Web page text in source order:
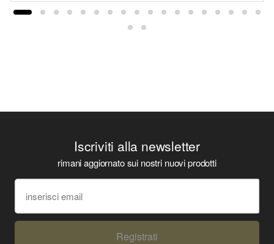
Iscriviti alla newsletter
rimani aggiornato sui nostri nuovi prodotti
Registrati